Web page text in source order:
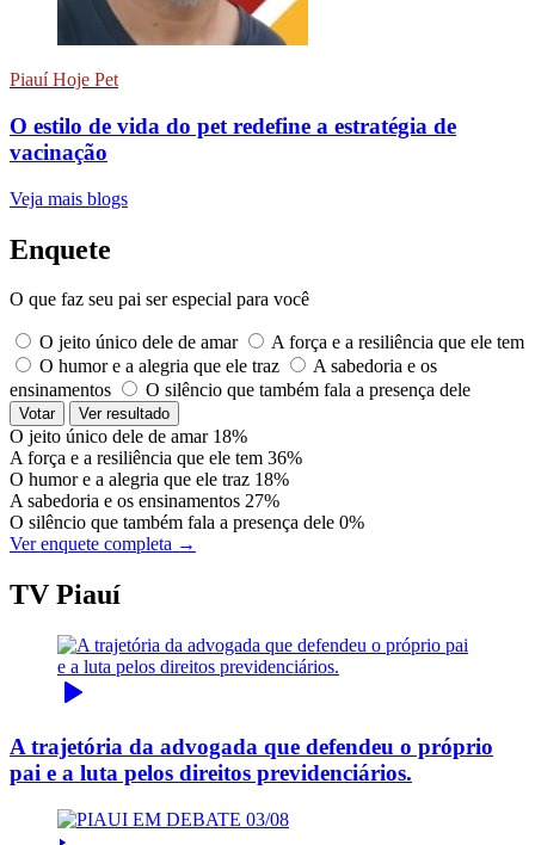
Piauí Hoje Pet
O estilo de vida do pet redefine a estratégia de
vacinação
Veja mais blogs
Enquete
O que faz seu pai ser especial para você
O jeito único dele de amar
A força e a resiliência que ele tem
O humor e a alegria que ele traz
A sabedoria e os
ensinamentos
O silêncio que também fala a presença dele
Votar Ver resultado
O jeito único dele de amar 18%
A força e a resiliência que ele tem 36%
O humor e a alegria que ele traz 18%
A sabedoria e os ensinamentos 27%
O silêncio que também fala a presença dele 0%
Ver enquete completa →
TV Piauí
A trajetória da advogada que defendeu o próprio
pai e a luta pelos direitos previdenciários.